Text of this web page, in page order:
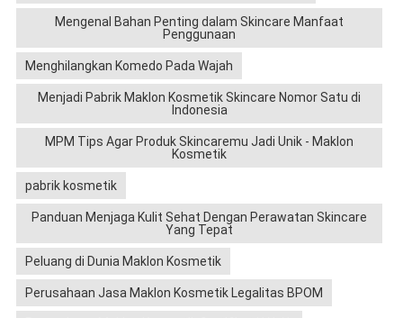
Mengenal Bahan Penting dalam Skincare Manfaat
Penggunaan
Menghilangkan Komedo Pada Wajah
Menjadi Pabrik Maklon Kosmetik Skincare Nomor Satu di
Indonesia
MPM Tips Agar Produk Skincaremu Jadi Unik - Maklon
Kosmetik
pabrik kosmetik
Panduan Menjaga Kulit Sehat Dengan Perawatan Skincare
Yang Tepat
Peluang di Dunia Maklon Kosmetik
Perusahaan Jasa Maklon Kosmetik Legalitas BPOM